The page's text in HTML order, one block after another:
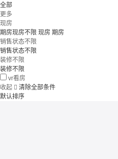
全部
更多
现房
期房现房不限 现房 期房
销售状态不限
销售状态不限
装修不限
装修不限
vr看房
收起  清除全部条件
默认排序